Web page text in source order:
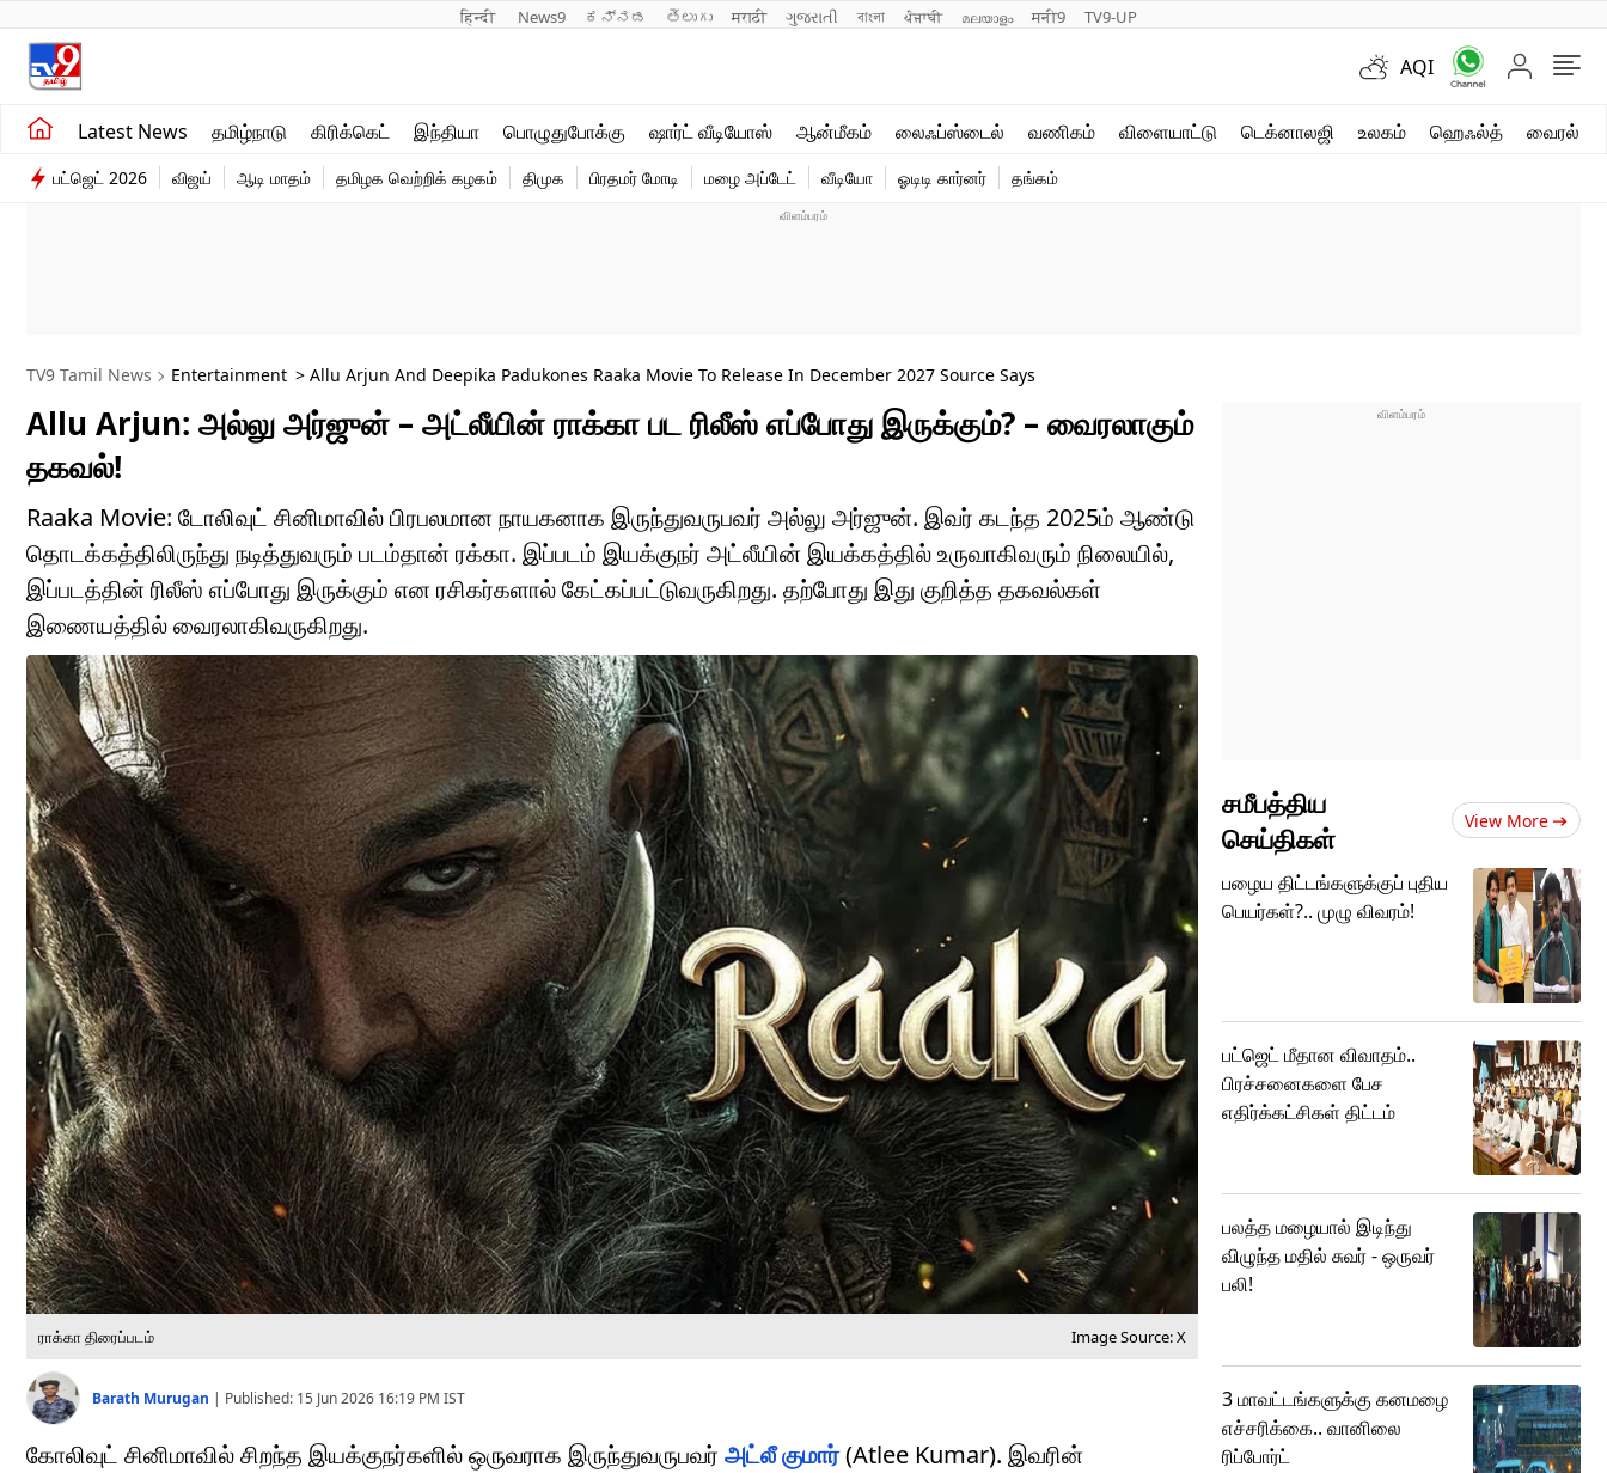
हिन्दी News9 ಕನ್ನಡ తెలుగు मराठी ગુજરાતી বাংলা ਪੰਜਾਬੀ മലയാളം मनी9 TV9-UP
AQI
Latest News தமிழ்நாடு கிரிக்கெட் இந்தியா பொழுதுபோக்கு ஷார்ட் வீடியோஸ் ஆன்மீகம் லைஃப்ஸ்டைல் வணிகம் விளையாட்டு டெக்னாலஜி உலகம் ஹெஃல்த் வைரல்
சமீபத்திய செய்திகள்
தமிழ்நாடு
விளையாட்டு
வணிகம்
வைரல்
பட்ஜெட் 2026 விஜய் ஆடி மாதம் தமிழக வெற்றிக் கழகம் திமுக பிரதமர் மோடி மழை அப்டேட் வீடியோ ஓடிடி கார்னர் தங்கம்
TV9 Tamil News Entertainment > Allu Arjun And Deepika Padukones Raaka Movie To Release In December 2027 Source Says
Allu Arjun: அல்லு அர்ஜுன் – அட்லீயின் ராக்கா பட ரிலீஸ் எப்போது இருக்கும்? – வைரலாகும்
தகவல்!
Raaka Movie: டோலிவுட் சினிமாவில் பிரபலமான நாயகனாக இருந்துவருபவர் அல்லு அர்ஜுன். இவர் கடந்த 2025ம் ஆண்டு
தொடக்கத்திலிருந்து நடித்துவரும் படம்தான் ரக்கா. இப்படம் இயக்குநர் அட்லீயின் இயக்கத்தில் உருவாகிவரும் நிலையில்,
இப்படத்தின் ரிலீஸ் எப்போது இருக்கும் என ரசிகர்களால் கேட்கப்பட்டுவருகிறது. தற்போது இது குறித்த தகவல்கள்
இணையத்தில் வைரலாகிவருகிறது.
ராக்கா திரைப்படம் Image Source: X
Barath Murugan | Published: 15 Jun 2026 16:19 PM IST
கோலிவுட் சினிமாவில் சிறந்த இயக்குநர்களில் ஒருவராக இருந்துவருபவர் அட்லீ குமார்(Atlee Kumar). இவரின்
சமீபத்திய
செய்திகள்
View More
பழைய திட்டங்களுக்குப் புதிய
பெயர்கள்?.. முழு விவரம்!
பட்ஜெட் மீதான விவாதம்..
பிரச்சனைகளை பேச
எதிர்க்கட்சிகள் திட்டம்
பலத்த மழையால் இடிந்து
விழுந்த மதில் சுவர் - ஒருவர்
பலி!
3 மாவட்டங்களுக்கு கனமழை
எச்சரிக்கை.. வானிலை
ரிப்போர்ட்